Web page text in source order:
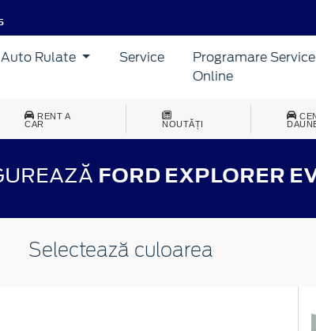
Auto Rulate Service
Programare Service
Online
RENT A
CAR
NOUTĂȚI
FORD EXPLORER
Selectează culoarea